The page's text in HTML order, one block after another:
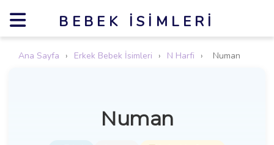
BEBEK İSIMLERI
Ana Sayfa › Erkek Bebek İsimleri › N Harfi › Numan
Numan